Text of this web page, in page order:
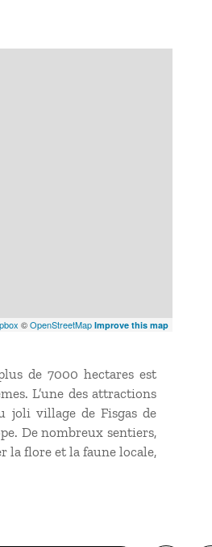
©OpenStreetMap Improve this map
de 7000 hectares est
L’une des attractions
joli village de Fisgas de
De nombreux sentiers,
la flore et la faune locale,